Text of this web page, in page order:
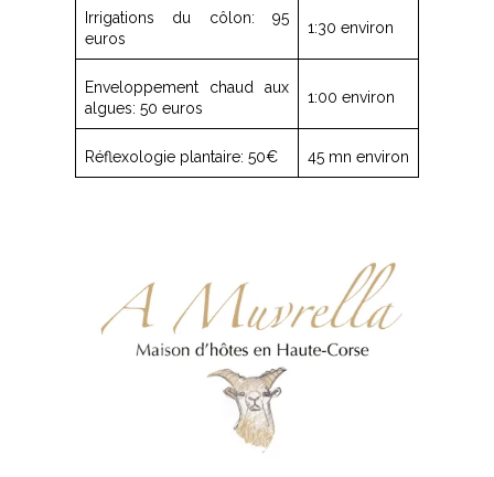
Irrigations du côlon: 95
euros
1:30 environ
Enveloppement chaud aux
algues: 50 euros
1:00 environ
Réflexologie plantaire: 50€ 45 mn environ